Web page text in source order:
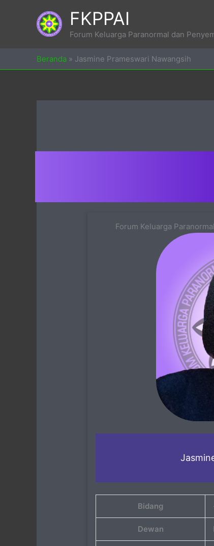
FKPPAI
Forum Keluarga Paranormal dan
Beranda » Jasmine Prameswari Nawangsih
Forum Keluarga
Bidang
Dewan